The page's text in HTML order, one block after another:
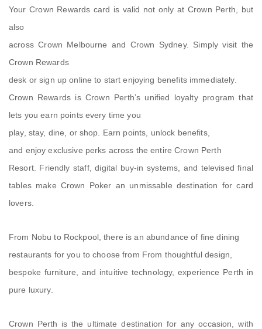
Your Crown Rewards card is valid not only at Crown Perth, but
also
across Crown Melbourne and Crown Sydney. Simply visit the
Crown Rewards
desk or sign up online to start enjoying benefits immediately.
Crown Rewards is Crown Perth’s unified loyalty program that
lets you earn points every time you
play, stay, dine, or shop. Earn points, unlock benefits,
and enjoy exclusive perks across the entire Crown Perth
Resort. Friendly staff, digital buy-in systems, and televised final
tables make Crown Poker an unmissable destination for card
lovers.
From Nobu to Rockpool, there is an abundance of fine dining
restaurants for you to choose from From thoughtful design,
bespoke furniture, and intuitive technology, experience Perth in
pure luxury.
Crown Perth is the ultimate destination for any occasion, with